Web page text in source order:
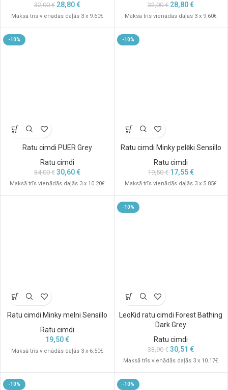
32,00€ 28,80€
Maksā trīs vienādās daļās 3 x 9.60€
32,00€ 28,80€
Maksā trīs vienādās daļās 3 x 9.60€
-10%
Ratu cimdi PUER Grey
Ratu cimdi
34,00€ 30,60€
Maksā trīs vienādās daļās 3 x 10.20€
-10%
Ratu cimdi Minky pelēki Sensillo
Ratu cimdi
19,50€ 17,55€
Maksā trīs vienādās daļās 3 x 5.85€
Ratu cimdi Minky melni Sensillo
Ratu cimdi
19,50€
Maksā trīs vienādās daļās 3 x 6.50€
-10%
LeoKid ratu cimdi Forest Bathing
Dark Grey
Ratu cimdi
33,90€ 30,51€
Maksā trīs vienādās daļās 3 x 10.17€
-10% -10%